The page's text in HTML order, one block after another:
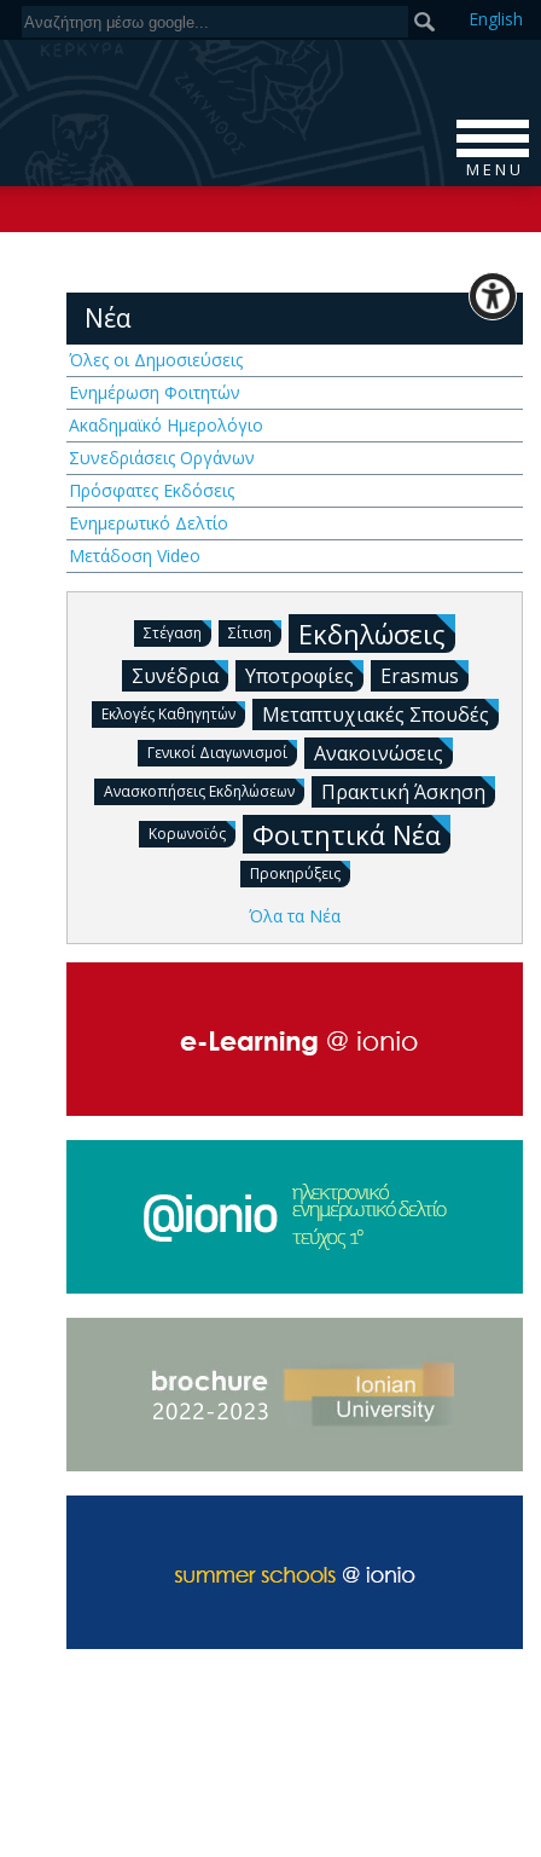
English
M E N U
Νέα
Όλες οι Δημοσιεύσεις
Ενημέρωση Φοιτητών
Ακαδημαϊκό Ημερολόγιο
Συνεδριάσεις Οργάνων
Πρόσφατες Εκδόσεις
Ενημερωτικό Δελτίο
Μετάδοση Video
Στέγαση Σίτιση Εκδηλώσεις
Συνέδρια Υποτροφίες Erasmus
Εκλογές Καθηγητών Μεταπτυχιακές Σπουδές
Γενικοί Διαγωνισμοί Ανακοινώσεις
Ανασκοπήσεις Εκδηλώσεων Πρακτική Άσκηση
Κορωνοϊός Φοιτητικά Νέα
Προκηρύξεις
Όλα τα Νέα